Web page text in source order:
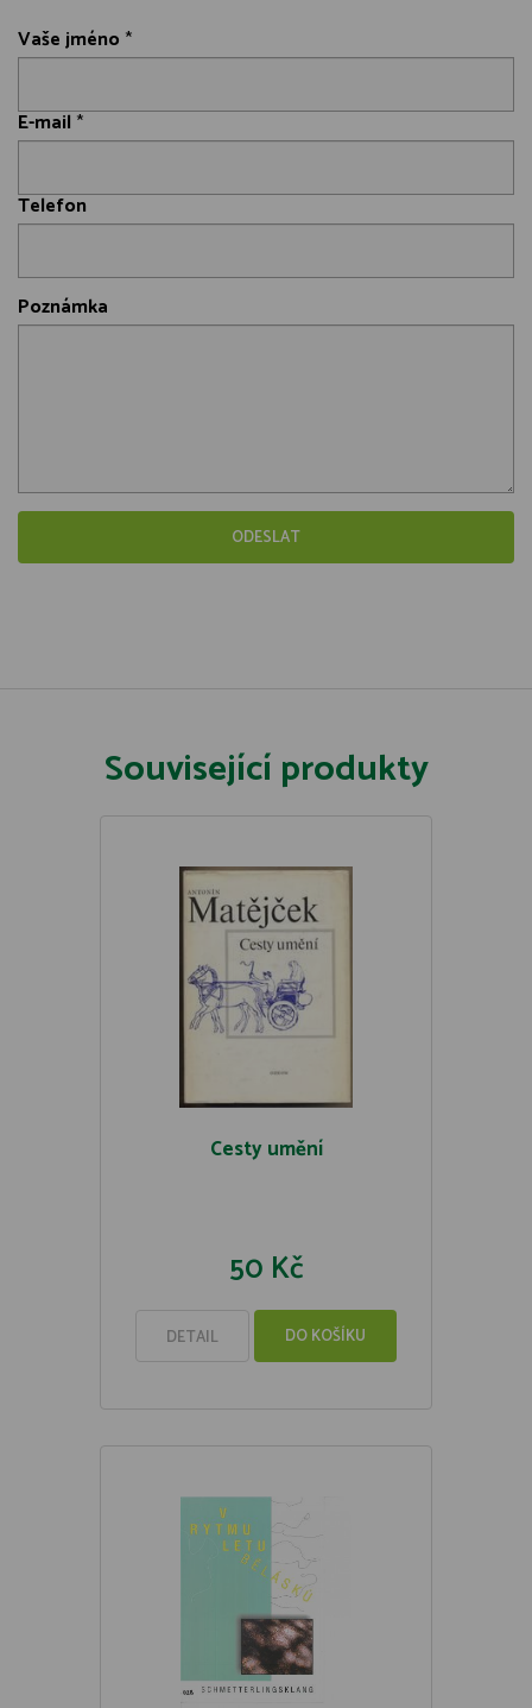
Vaše jméno *
E-mail *
Telefon
Poznámka
Související produkty
Cesty umění
50 Kč
DETAIL DO KOŠÍKU